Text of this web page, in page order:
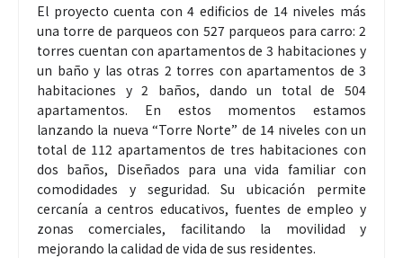
El proyecto cuenta con 4 edificios de 14 niveles más
una torre de parqueos con 527 parqueos para carro: 2
torres cuentan con apartamentos de 3 habitaciones y
un baño y las otras 2 torres con apartamentos de 3
habitaciones y 2 baños, dando un total de 504
apartamentos. En estos momentos estamos
lanzando la nueva “Torre Norte” de 14 niveles con un
total de 112 apartamentos de tres habitaciones con
dos baños, Diseñados para una vida familiar con
comodidades y seguridad. Su ubicación permite
cercanía a centros educativos, fuentes de empleo y
zonas comerciales, facilitando la movilidad y
mejorando la calidad de vida de sus residentes.